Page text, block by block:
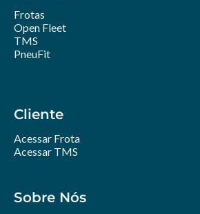
Frotas
Open Fleet
TMS
PneuFit
Cliente
Acessar Frota
Acessar TMS
Sobre Nós